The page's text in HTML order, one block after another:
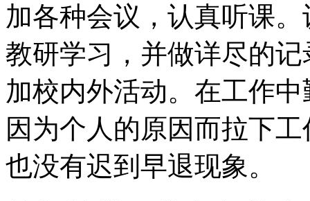
加各种会议，认真听课
教研学习，并做详尽的
加校内外活动。在工作
因为个人的原因而拉下
也没有迟到早退现象。